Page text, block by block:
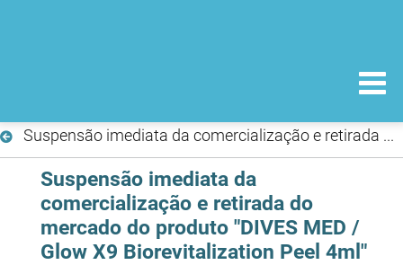
Suspensão imediata da comercialização e retirada do mercado do produto "DIVES MED / Glow X9 Biorevitalization Peel 4ml"
Suspensão imediata da
comercialização e retirada do
mercado do produto "DIVES MED /
Glow X9 Biorevitalization Peel 4ml"